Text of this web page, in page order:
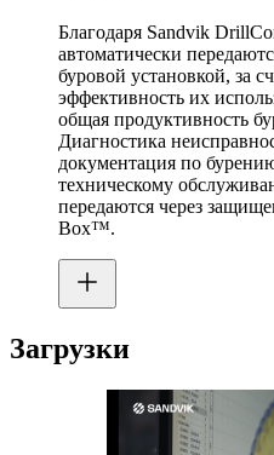
Благодаря Sandvik
автоматически
буровой установкой, за
эффективность их
общая продуктивность
Диагностика
документация по
техническому
передаются через
Box™.
Загрузки